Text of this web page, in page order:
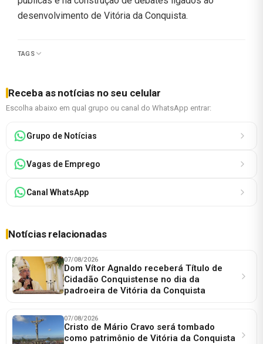
desenvolvimento de Vitória da Conquista.
TAGS
Receba as notícias no seu celular
Escolha abaixo em qual grupo ou canal do WhatsApp entrar:
Grupo de Notícias
Vagas de Emprego
Canal WhatsApp
Notícias relacionadas
07/08/2026
Dom Vítor Agnaldo receberá Título de
Cidadão Conquistense no dia da
padroeira de Vitória da Conquista
07/08/2026
Cristo de Mário Cravo será tombado
como patrimônio de Vitória da Conquista